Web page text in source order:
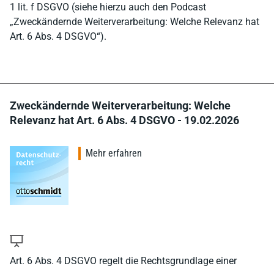
1 lit. f DSGVO (siehe hierzu auch den Podcast
„Zweckändernde Weiterverarbeitung: Welche Relevanz hat
Art. 6 Abs. 4 DSGVO“).
Zweckändernde Weiterverarbeitung: Welche
Relevanz hat Art. 6 Abs. 4 DSGVO - 19.02.2026
Art. 6 Abs. 4 DSGVO regelt die Rechtsgrundlage einer
Mehr erfahren